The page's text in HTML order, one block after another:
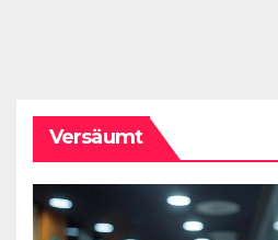
Versäumt